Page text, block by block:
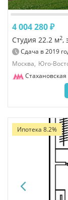
4 004 280 ₽
Студия 22.2 м2,
Сдача в2019
Москва, Юго-
Стахановская
Ипотека 8.2%